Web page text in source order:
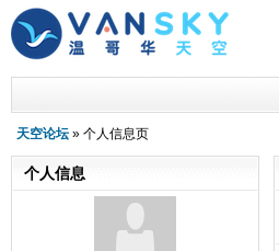
天空论坛 » 个人信息页
个人信息